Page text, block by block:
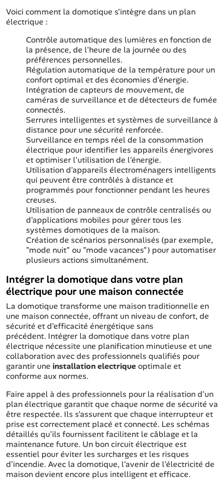
Voici comment la domotique s'intègre dans un plan
électrique :
Contrôle automatique des lumières en fonction de
la présence, de l'heure de la journée ou des
préférences personnelles.
Régulation automatique de la température pour un
confort optimal et des économies d'énergie.
Intégration de capteurs de mouvement, de
caméras de surveillance et de détecteurs de fumée
connectés.
Serrures intelligentes et systèmes de surveillance à
distance pour une sécurité renforcée.
Surveillance en temps réel de la consommation
électrique pour identifier les appareils énergivores
et optimiser l'utilisation de l'énergie.
Utilisation d'appareils électroménagers intelligents
qui peuvent être contrôlés à distance et
programmés pour fonctionner pendant les heures
creuses.
Utilisation de panneaux de contrôle centralisés ou
d'applications mobiles pour gérer tous les
systèmes domotiques de la maison.
Création de scénarios personnalisés (par exemple,
"mode nuit" ou "mode vacances") pour automatiser
plusieurs actions simultanément.
Intégrer la domotique dans votre plan
électrique pour une maison connectée
La domotique transforme une maison traditionnelle en
une maison connectée, offrant un niveau de confort, de
sécurité et d'efficacité énergétique sans
précédent. Intégrer la domotique dans votre plan
électrique nécessite une planification minutieuse et une
collaboration avec des professionnels qualifiés pour
garantir une installation electriqueoptimale et
conforme aux normes.
Faire appel à des professionnels pour la réalisation d'un
plan électrique garantit que chaque norme de sécurité va
être respectée. Ils s'assurent que chaque interrupteur et
prise est correctement placé et connecté. Les schémas
détaillés qu'ils fournissent facilitent le câblage et la
maintenance future. Un bon circuit électrique est
essentiel pour éviter les surcharges et les risques
d'incendie. Avec la domotique, l'avenir de l'électricité de
maison devient encore plus intelligent et efficace.